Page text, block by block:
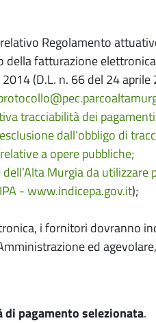
Regolamento
fatturazione
(D.L. n. 66 del 24
tracciabilità dei
dall’obbligo di
a opere pubbliche;
Murgia da
-www.indicepa.gov.it);
i fornitori dovranno
ed
pagamento selezionata.